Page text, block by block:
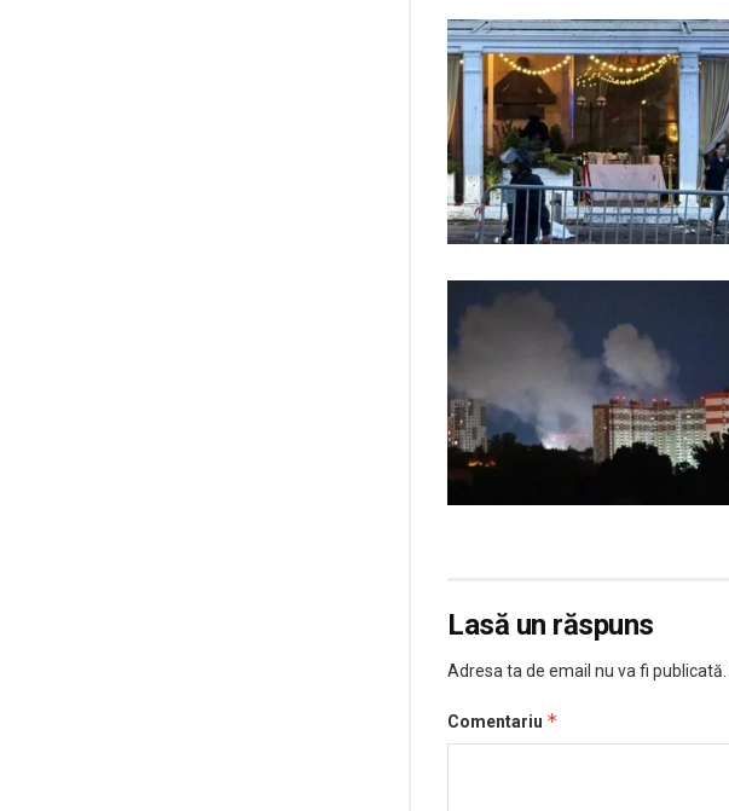
Lasă un răspuns
Adresa ta de email nu va fi publicată.
Comentariu *